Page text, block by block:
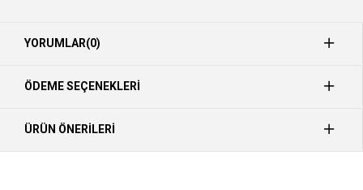
YORUMLAR(0)
ÖDEME SEÇENEKLERI
ÜRÜN ÖNERILERI